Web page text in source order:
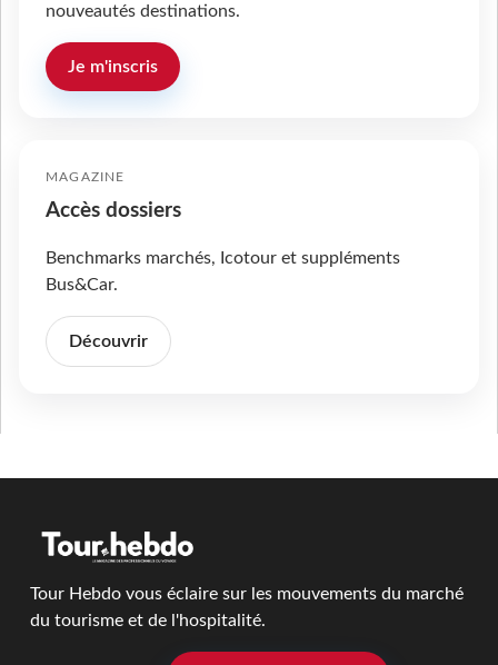
nouveautés destinations.
Je m'inscris
MAGAZINE
Accès dossiers
Benchmarks marchés, Icotour et suppléments
Bus&Car.
Découvrir
Tour Hebdo vous éclaire sur les mouvements du marché
du tourisme et de l'hospitalité.